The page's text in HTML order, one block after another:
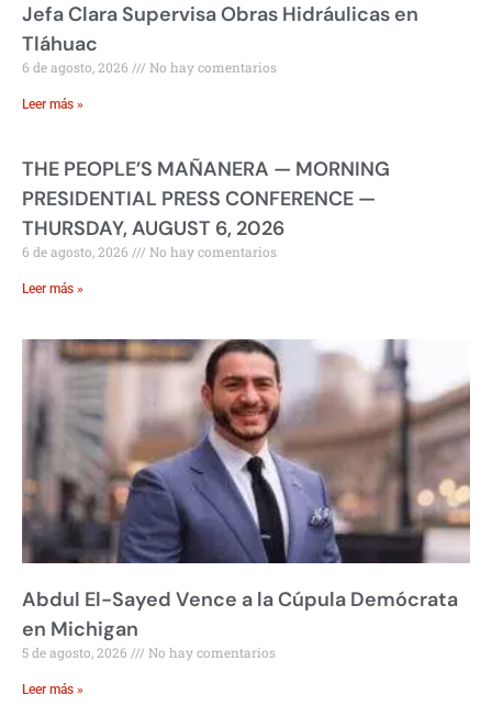
Jefa Clara Supervisa Obras Hidráulicas en
Tláhuac
6 de agosto, 2026 No hay comentarios
Leer más »
THE PEOPLE’S MAÑANERA — MORNING
PRESIDENTIAL PRESS CONFERENCE —
THURSDAY, AUGUST 6, 2026
6 de agosto, 2026 No hay comentarios
Leer más »
Abdul El-Sayed Vence a la Cúpula Demócrata
en Michigan
5 de agosto, 2026 No hay comentarios
Leer más »